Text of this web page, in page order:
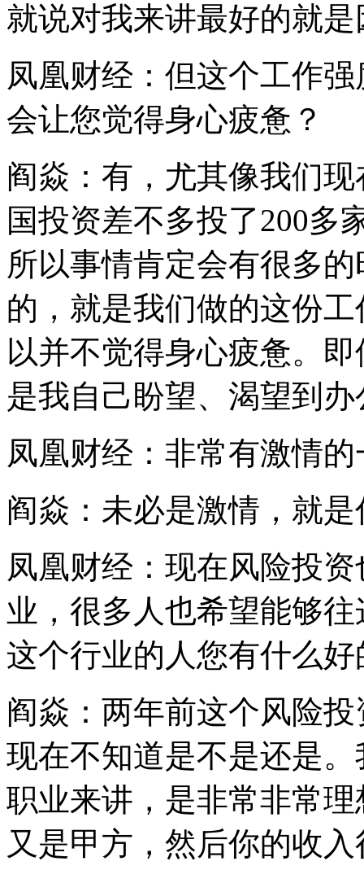
就说对我来讲最好的就
凤凰财经：但这个工作
会让您觉得身心疲惫？
阎焱：有，尤其像我们
国投资差不多投了200多
所以事情肯定会有很多
的，就是我们做的这份
以并不觉得身心疲惫。
是我自己盼望、渴望到办
凤凰财经：非常有激情
阎焱：未必是激情，就
凤凰财经：现在风险投
业，很多人也希望能够
这个行业的人您有什么
阎焱：两年前这个风险
现在不知道是不是还是
职业来讲，是非常非常
又是甲方，然后你的收